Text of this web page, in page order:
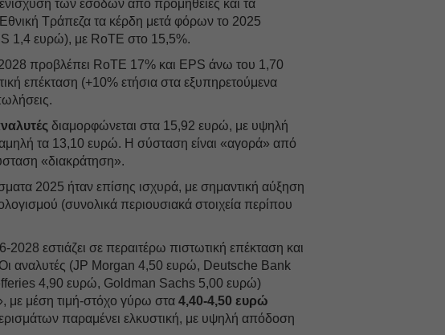
των εσόδων από προμήθειες και τα
Εθνική Tράπεζα τα κέρδη μετά φόρων το 2025
1,4 ευρώ), με RoTE στο 15,5%.
προβλέπει RoTE 17% και EPS άνω του 1,70
επέκταση (+10% ετήσια στα εξυπηρετούμενα
διαμορφώνεται στα 15,92 ευρώ, με υψηλή
τα 13,10 ευρώ. Η σύσταση είναι «αγορά» από
«διακράτηση».
2025 ήταν επίσης ισχυρά, με σημαντική αύξηση
(συνολικά περιουσιακά στοιχεία περίπου
2028 εστιάζει σε περαιτέρω πιστωτική επέκταση και
αναλυτές (JP Morgan 4,50 ευρώ, Deutsche Bank
4,90 ευρώ, Goldman Sachs 5,00 ευρώ)
με μέση τιμή-στόχο γύρω στα4,40-4,50 ευρώ
παραμένει ελκυστική, με υψηλή απόδοση